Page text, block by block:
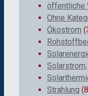
öffentliche
Ohne
Ökostrom
Strahlung